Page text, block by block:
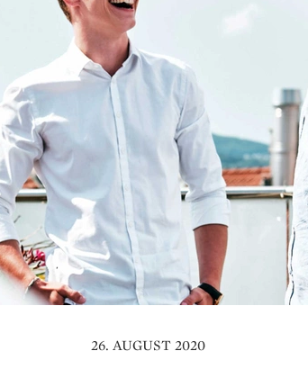
26. AUGUST 2020